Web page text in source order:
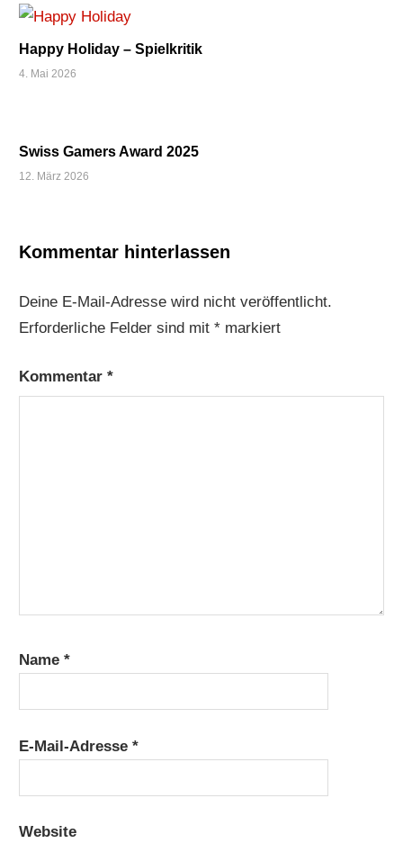
Happy Holiday – Spielkritik
4. Mai 2026
Swiss Gamers Award 2025
12. März 2026
Kommentar hinterlassen
Deine E-Mail-Adresse wird nicht veröffentlicht.
Erforderliche Felder sind mit* markiert
Kommentar*
Name*
E-Mail-Adresse*
Website